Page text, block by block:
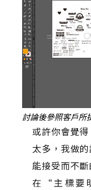
討論後參照客戶所
或許你會覺
太多，我做
能接受而不
在“主標要